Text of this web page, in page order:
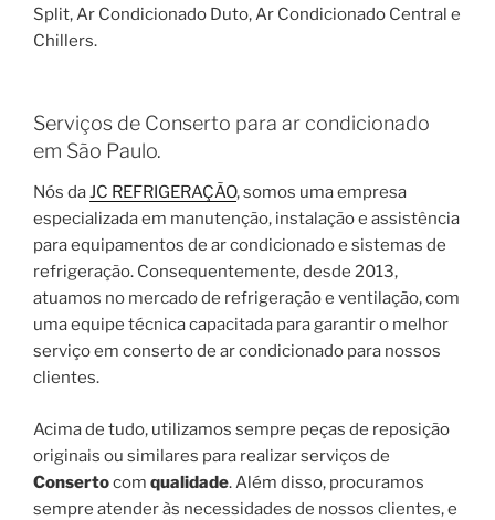
Split, Ar Condicionado Duto, Ar Condicionado Central e
Chillers.
Serviços de Conserto para ar condicionado
em São Paulo.
Nós daJC REFRIGERAÇÃO, somos uma empresa
especializada em manutenção, instalação e assistência
para equipamentos de ar condicionado e sistemas de
refrigeração. Consequentemente, desde 2013,
atuamos no mercado de refrigeração e ventilação, com
uma equipe técnica capacitada para garantir o melhor
serviço em conserto de ar condicionado para nossos
clientes.
Acima de tudo, utilizamos sempre peças de reposição
originais ou similares para realizar serviços de
Consertocom qualidade. Além disso, procuramos
sempre atender às necessidades de nossos clientes, e